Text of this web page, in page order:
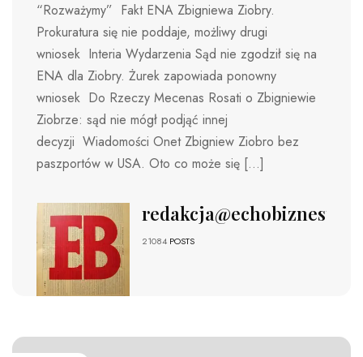
“Rozważymy” Fakt ENA Zbigniewa Ziobry.
Prokuratura się nie poddaje, możliwy drugi
wniosek Interia Wydarzenia Sąd nie zgodził się na
ENA dla Ziobry. Żurek zapowiada ponowny
wniosek Do Rzeczy Mecenas Rosati o Zbigniewie
Ziobrze: sąd nie mógł podjąć innej
decyzji Wiadomości Onet Zbigniew Ziobro bez
paszportów w USA. Oto co może się […]
redakcja@echobiznesu.pl
21084 POSTS